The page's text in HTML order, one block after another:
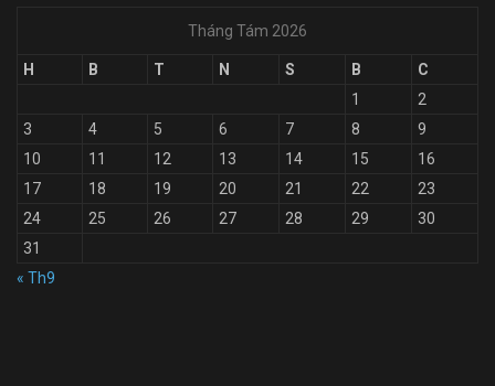
Tháng Tám 2026
H B T N S B
C
1
2
3
4 5 6 7 8
9
10
11 12 13 14 15
16
17
18 19 20 21 22
23
24
25 26 27 28 29
30
31
« Th9